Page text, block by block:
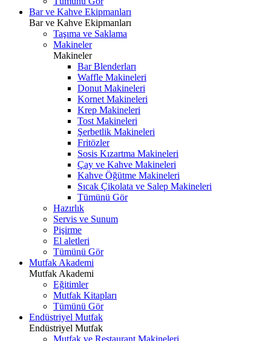
Bar ve Kahve Ekipmanları
Bar ve Kahve Ekipmanları
Taşıma ve Saklama
Makineler
Makineler
Bar Blenderları
Waffle Makineleri
Donut Makineleri
Kornet Makineleri
Krep Makineleri
Tost Makineleri
Şerbetlik Makineleri
Fritözler
Sosis Kızartma Makineleri
Çay ve Kahve Makineleri
Kahve Öğütme Makineleri
Sıcak Çikolata ve Salep Makineleri
Tümünü Gör
Hazırlık
Servis ve Sunum
Pişirme
El aletleri
Tümünü Gör
Mutfak Akademi
Mutfak Akademi
Eğitimler
Mutfak Kitapları
Tümünü Gör
Endüstriyel Mutfak
Endüstriyel Mutfak
Mutfak ve Restaurant Makineleri